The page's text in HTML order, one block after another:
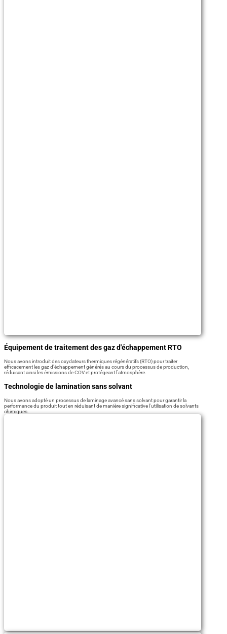
Équipement de traitement des gaz d'échappement RTO
Nous avons introduit des oxydateurs thermiques régénératifs (RTO) pour traiter
efficacement les gaz d'échappement générés au cours du processus de production,
réduisant ainsi les émissions de COV et protégeant l'atmosphère.
Technologie de lamination sans solvant
Nous avons adopté un processus de laminage avancé sans solvant pour garantir la
performance du produit tout en réduisant de manière significative l'utilisation de solvants
chimiques.